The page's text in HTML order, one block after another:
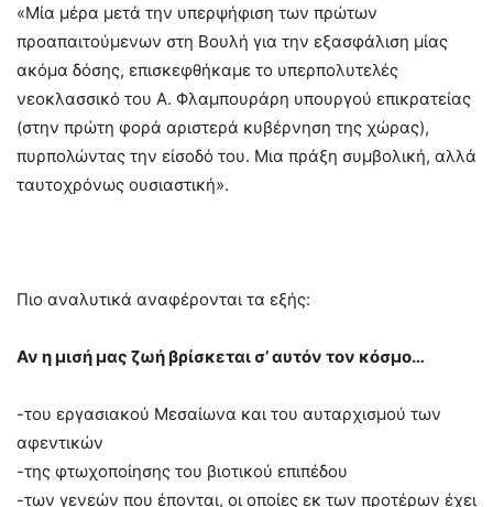
«Μία μέρα μετά την υπερψήφιση των πρώτων
προαπαιτούμενων στη Βουλή για την εξασφάλιση μίας
ακόμα δόσης, επισκεφθήκαμε το υπερπολυτελές
νεοκλασσικό του Α. Φλαμπουράρη υπουργού επικρατείας
(στην πρώτη φορά αριστερά κυβέρνηση της χώρας),
πυρπολώντας την είσοδό του. Μια πράξη συμβολική, αλλά
ταυτοχρόνως ουσιαστική».
Πιο αναλυτικά αναφέρονται τα εξής:
Αν η μισή μας ζωή βρίσκεται σ’ αυτόν τον κόσμο…
-του εργασιακού Μεσαίωνα και του αυταρχισμού των
αφεντικών
-της φτωχοποίησης του βιοτικού επιπέδου
-των γενεών που έπονται, οι οποίες εκ των προτέρων έχει